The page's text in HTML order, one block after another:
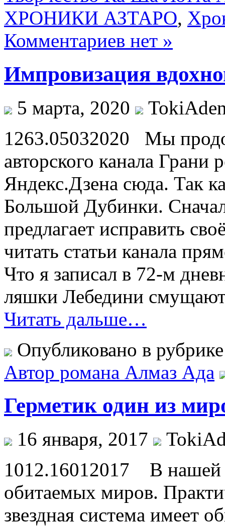
ХРОНИКИ АЗТАРО,
Комментариев нет »
Импровизация
5 марта, 2020
1263.05032020 Мы
авторского канала Грани
Яндекс.Дзена сюда. Так
Большой Дубинки.
предлагает исправить
читать статьи канала
Что я записал в 72-м
ляшки Лебедини
Читать дальше…
Опубликовано в
Автор романа Алмаз Ада
Герметик один из
16 января, 2017
1012.16012017 В нашей
обитаемых миров.
звездная система имеет